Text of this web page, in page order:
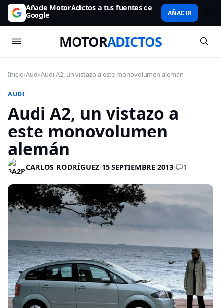
Añade MotorAdictos a tus fuentes de
Google AÑADIR
MOTORADICTOS
Inicio›Audi›Audi A2, un vistazo a este monovolumen alemán
AUDI
Audi A2, un vistazo a
este monovolumen
alemán
CARLOS RODRÍGUEZ·15 SEPTIEMBRE 2013· 1